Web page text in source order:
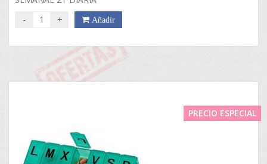
- + Añadir
PRECIO ESPECIAL